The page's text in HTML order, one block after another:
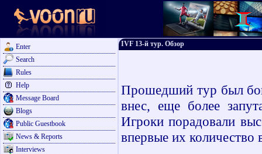
Enter
Search
Rules
Help
Message Board
Blogs
Public Guestbook
News & Reports
Interviews
IVF 13-й тур. Обзор
Прошедший тур был
внес, еще более
Игроки порадовали
впервые их